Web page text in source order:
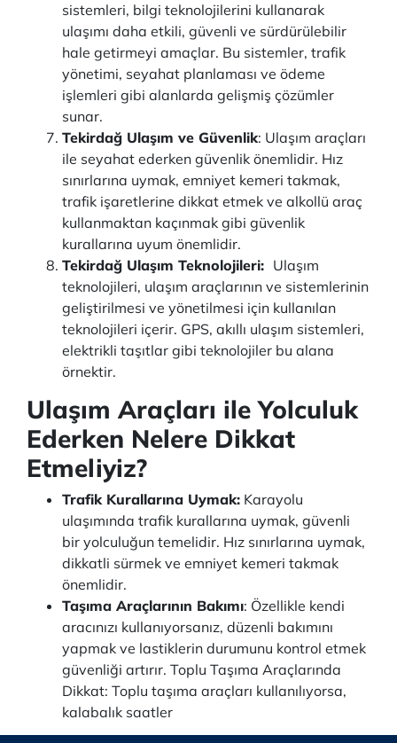
sistemleri, bilgi teknolojilerini kullanarak
ulaşımı daha etkili, güvenli ve sürdürülebilir
hale getirmeyi amaçlar. Bu sistemler, trafik
yönetimi, seyahat planlaması ve ödeme
işlemleri gibi alanlarda gelişmiş çözümler
sunar.
Tekirdağ Ulaşım ve Güvenlik: Ulaşım araçları
ile seyahat ederken güvenlik önemlidir. Hız
sınırlarına uymak, emniyet kemeri takmak,
trafik işaretlerine dikkat etmek ve alkollü araç
kullanmaktan kaçınmak gibi güvenlik
kurallarına uyum önemlidir.
Tekirdağ Ulaşım Teknolojileri: Ulaşım
teknolojileri, ulaşım araçlarının ve sistemlerinin
geliştirilmesi ve yönetilmesi için kullanılan
teknolojileri içerir. GPS, akıllı ulaşım sistemleri,
elektrikli taşıtlar gibi teknolojiler bu alana
örnektir.
Ulaşım Araçları ile Yolculuk
Ederken Nelere Dikkat
Etmeliyiz?
Trafik Kurallarına Uymak: Karayolu
ulaşımında trafik kurallarına uymak, güvenli
bir yolculuğun temelidir. Hız sınırlarına uymak,
dikkatli sürmek ve emniyet kemeri takmak
önemlidir.
Taşıma Araçlarının Bakımı: Özellikle kendi
aracınızı kullanıyorsanız, düzenli bakımını
yapmak ve lastiklerin durumunu kontrol etmek
güvenliği artırır. Toplu Taşıma Araçlarında
Dikkat: Toplu taşıma araçları kullanılıyorsa,
kalabalık saatler